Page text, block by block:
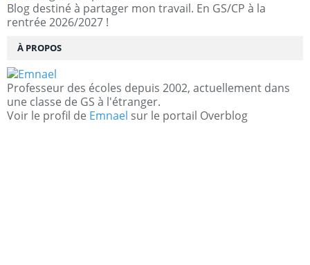
Blog destiné à partager mon travail. En GS/CP à la
rentrée 2026/2027 !
À PROPOS
Professeur des écoles depuis 2002, actuellement dans
une classe de GS à l'étranger.
Voir le profil de Emnael sur le portail Overblog